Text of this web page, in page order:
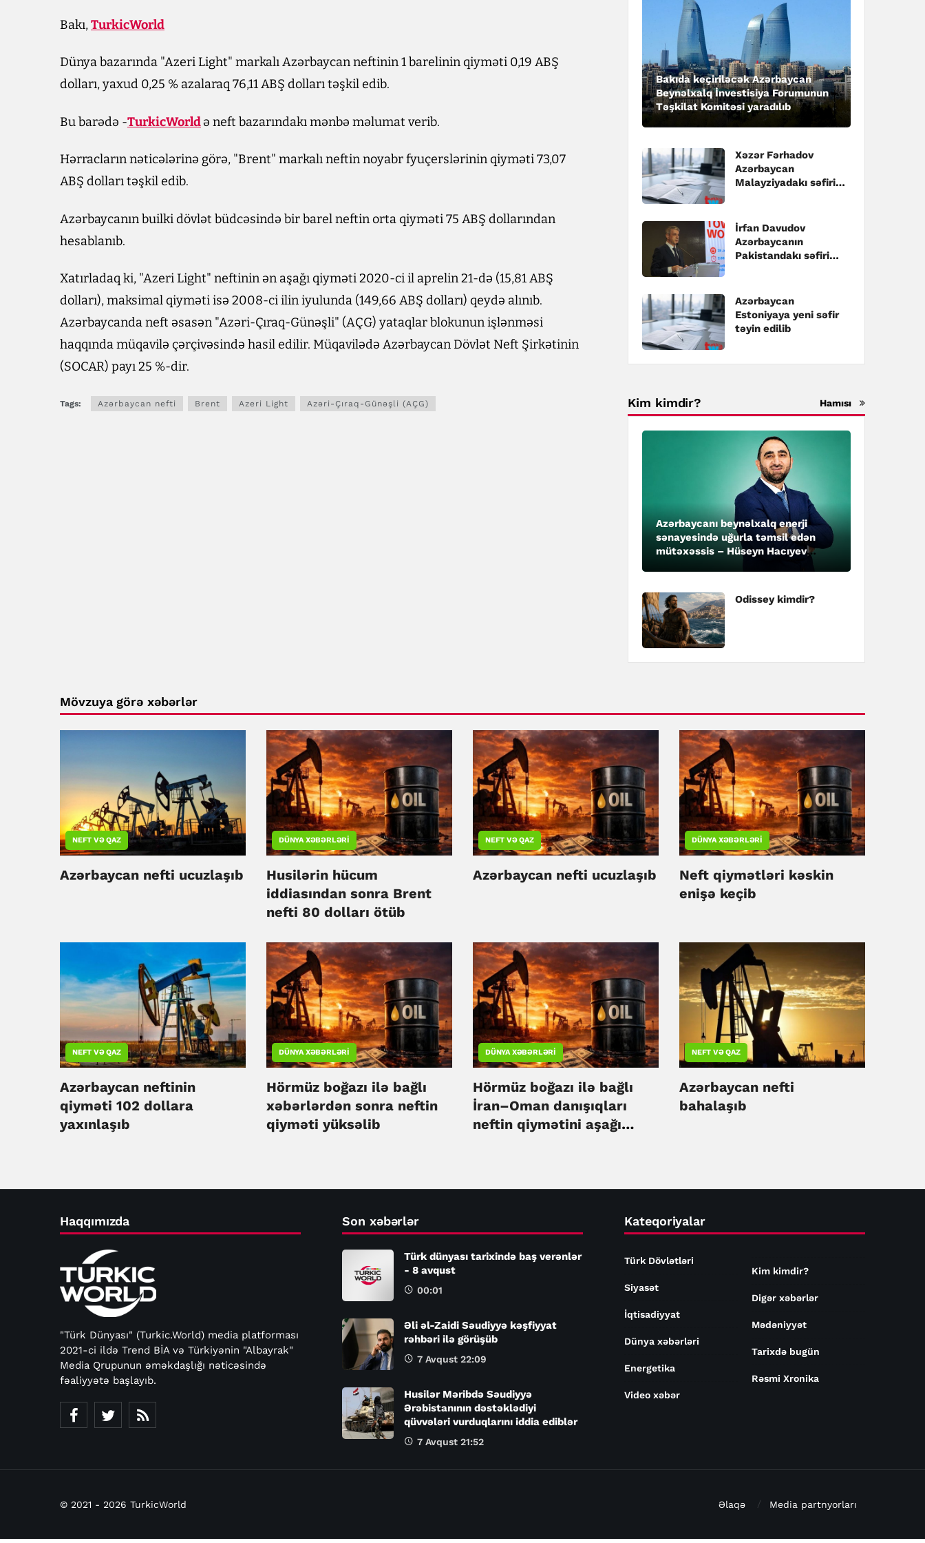
Bakı,TurkicWorld
Dünya bazarında "Azeri Light" markalı Azərbaycan neftinin 1 barelinin qiyməti 0,19 ABŞ
dolları, yaxud 0,25 % azalaraq 76,11 ABŞ dolları təşkil edib.
Bu barədə -TurkicWorldə neft bazarındakı mənbə məlumat verib.
Hərracların nəticələrinə görə, "Brent" markalı neftin noyabr fyuçerslərinin qiyməti 73,07
ABŞ dolları təşkil edib.
Azərbaycanın builki dövlət büdcəsində bir barel neftin orta qiyməti 75 ABŞ dollarından
hesablanıb.
Xatırladaq ki, "Azeri Light" neftinin ən aşağı qiyməti 2020-ci il aprelin 21-də (15,81 ABŞ
dolları), maksimal qiyməti isə 2008-ci ilin iyulunda (149,66 ABŞ dolları) qeydə alınıb.
Azərbaycanda neft əsasən "Azəri-Çıraq-Günəşli" (AÇG) yataqlar blokunun işlənməsi
haqqında müqavilə çərçivəsində hasil edilir. Müqavilədə Azərbaycan Dövlət Neft Şirkətinin
(SOCAR) payı 25 %-dir.
Tags: Azərbaycan nefti Brent Azeri Light Azəri-Çıraq-Günəşli (AÇG)
Bakıda keçiriləcək Azərbaycan
Beynəlxalq İnvestisiya Forumunun
Təşkilat Komitəsi yaradılıb
Xəzər Fərhadov
Azərbaycan
Malayziyadakı səfiri
İrfan Davudov
Azərbaycanın
Pakistandakı səfiri
Azərbaycan
Estoniyaya yeni səfir
təyin edilib
Kim kimdir? Hamısı
Azərbaycanı beynəlxalq enerji
sənayesində uğurla təmsil edən
mütəxəssis – Hüseyn Hacıyev
Odissey kimdir?
Mövzuya görə xəbərlər
NEFT VƏ QAZ
Azərbaycan nefti ucuzlaşıb
DÜNYA XƏBƏRLƏRI
Husilərin hücum
iddiasından sonra Brent
nefti 80 dolları ötüb
NEFT VƏ QAZ
Azərbaycan nefti ucuzlaşıb
DÜNYA XƏBƏRLƏRI
Neft qiymətləri kəskin
enişə keçib
NEFT VƏ QAZ
Azərbaycan neftinin
qiyməti 102 dollara
yaxınlaşıb
DÜNYA XƏBƏRLƏRI
Hörmüz boğazı ilə bağlı
xəbərlərdən sonra neftin
qiyməti yüksəlib
DÜNYA XƏBƏRLƏRI
Hörmüz boğazı ilə bağlı
İran–Oman danışıqları
neftin qiymətini aşağı
NEFT VƏ QAZ
Azərbaycan nefti
bahalaşıb
Haqqımızda
"Türk Dünyası" (Turkic.World) media platforması
2021-ci ildə Trend BİA və Türkiyənin "Albayrak"
Media Qrupunun əməkdaşlığı nəticəsində
fəaliyyətə başlayıb.
Son xəbərlər
Türk dünyası tarixində baş verənlər
- 8 avqust
00:01
Əli əl-Zaidi Səudiyyə kəşfiyyat
rəhbəri ilə görüşüb
7 Avqust 22:09
Husilər Məribdə Səudiyyə
Ərəbistanının dəstəklədiyi
qüvvələri vurduqlarını iddia ediblər
7 Avqust 21:52
Kateqoriyalar
Türk Dövlətləri
Siyasət
İqtisadiyyat
Dünya xəbərləri
Energetika
Video xəbər
Kim kimdir?
Digər xəbərlər
Mədəniyyət
Tarixdə bugün
Rəsmi Xronika
© 2021 - 2026 TurkicWorld Əlaqə Media partnyorları